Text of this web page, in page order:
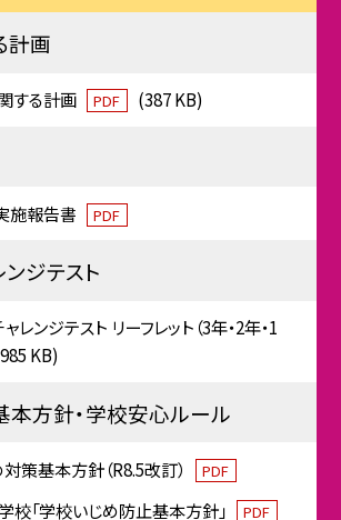
計画
する計画 PDF (387 KB)
施報告書 PDF
ジテスト
レンジテスト リーフレット（3年・2年・1
KB)
本方針・学校安心ルール
策基本方針（R8.5改訂） PDF
校「学校いじめ防止基本方針」 PDF